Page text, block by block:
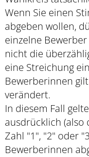
Wenn Sie einen
abgeben wollen,
einzelne
nicht die
eine Streichung
Bewerberinnen
verändert.
In diesem Fall
ausdrücklich (also
Zahl "1", "2" oder
Bewerberinnen